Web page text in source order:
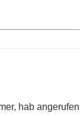
hab angerufen